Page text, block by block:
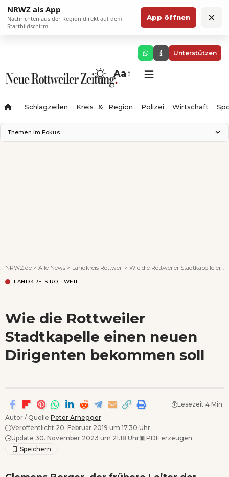
NRWZ als App
Nachrichten aus der Region direkt auf dem
Startbildschirm.
App öffnen ×
Unterstützen
Aa
Schlagzeilen Kreis & Region Polizei Wirtschaft
Themen im Fokus
NRWZ.de > Alle News > Landkreis Rottweil > Wie die Rottweiler Stadtkapelle einen neuen Dirigenten bekommen soll
LANDKREIS ROTTWEIL
Wie die Rottweiler
Stadtkapelle einen neuen
Dirigenten bekommen soll
Autor / Quelle:Peter Arnegger
Veröffentlicht 20. Februar 2019 um 17.30 Uhr
Update 30. November 2023 um 21.18 Uhr▣ PDF erzeugen
Lesezeit 4 Min.